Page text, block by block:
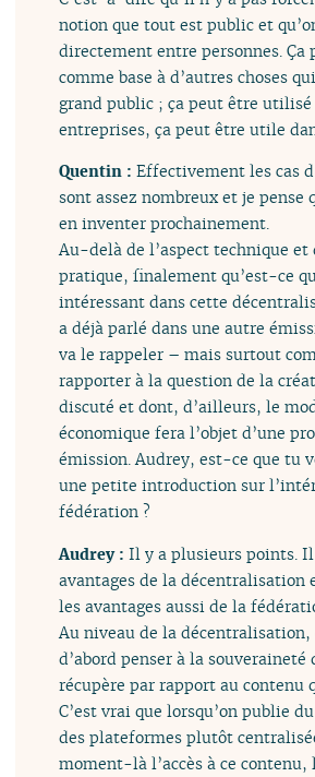
notion que tout est public et
directement entre personnes. Ça
comme base à d’autres choses
grand public ; ça peut être utilisé
entreprises, ça peut être utile
Quentin :Effectivement les cas
sont assez nombreux et je pense
en inventer prochainement.
Au-delà de l’aspect technique et
pratique, finalement qu’est-ce
intéressant dans cette
a déjà parlé dans une autre
va le rappeler – mais surtout
rapporter à la question de la
discuté et dont, d’ailleurs, le
économique fera l’objet d’une
émission. Audrey, est-ce que tu
une petite introduction sur
fédération ?
Audrey :Il y a plusieurs points.
avantages de la décentralisation
les avantages aussi de la
Au niveau de la décentralisation,
d’abord penser à la souveraineté
récupère par rapport au contenu
C’est vrai que lorsqu’on publie
des plateformes plutôt
moment-là l’accès à ce